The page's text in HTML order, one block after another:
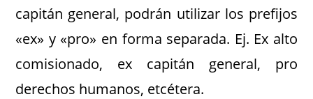
capitán general, podrán utilizar los prefijos
«ex» y «pro» en forma separada. Ej. Ex alto
comisionado, ex capitán general, pro
derechos humanos, etcétera.